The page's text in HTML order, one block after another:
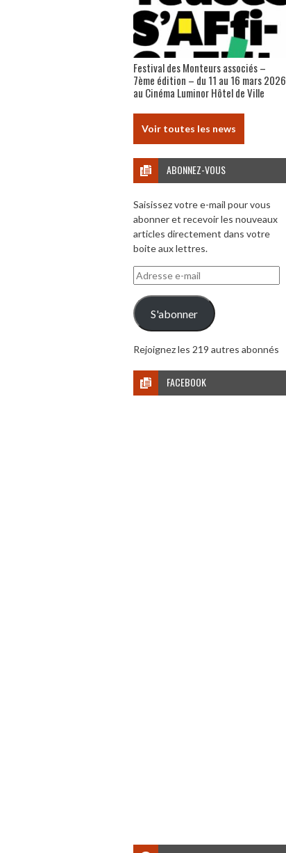
Festival des Monteurs associés –
7ème édition – du 11 au 16 mars 2026
au Cinéma Luminor Hôtel de Ville
Voir toutes les news
ABONNEZ-VOUS
Saisissez votre e-mail pour vous
abonner et recevoir les nouveaux
articles directement dans votre
boite aux lettres.
Adresse
e-
mail
S'abonner
Rejoignez les 219 autres abonnés
FACEBOOK